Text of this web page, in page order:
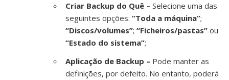
Criar Backup do Quê – Selecione uma das
seguintes opções: “Toda a máquina”;
“Discos/volumes”; “Ficheiros/pastas” ou
“Estado do sistema”;
Aplicação de Backup – Pode manter as
definições, por defeito. No entanto, poderá